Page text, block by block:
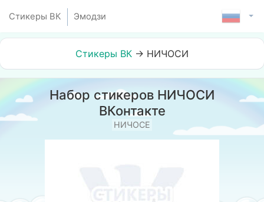
Стикеры ВК Эмодзи
Стикеры ВК → НИЧОСИ
Набор стикеров НИЧОСИ
ВКонтакте
НИЧОСЕ